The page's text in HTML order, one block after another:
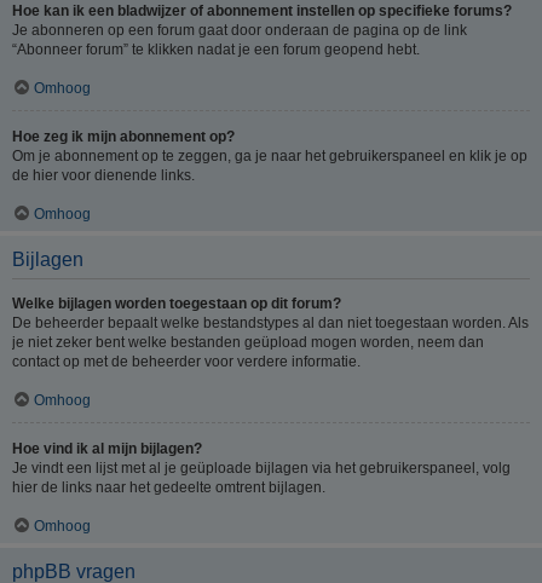
Hoe kan ik een bladwijzer of abonnement instellen op specifieke forums?
Je abonneren op een forum gaat door onderaan de pagina op de link
“Abonneer forum” te klikken nadat je een forum geopend hebt.
Omhoog
Hoe zeg ik mijn abonnement op?
Om je abonnement op te zeggen, ga je naar het gebruikerspaneel en klik je op
de hier voor dienende links.
Omhoog
Bijlagen
Welke bijlagen worden toegestaan op dit forum?
De beheerder bepaalt welke bestandstypes al dan niet toegestaan worden. Als
je niet zeker bent welke bestanden geüpload mogen worden, neem dan
contact op met de beheerder voor verdere informatie.
Omhoog
Hoe vind ik al mijn bijlagen?
Je vindt een lijst met al je geüploade bijlagen via het gebruikerspaneel, volg
hier de links naar het gedeelte omtrent bijlagen.
Omhoog
phpBB vragen